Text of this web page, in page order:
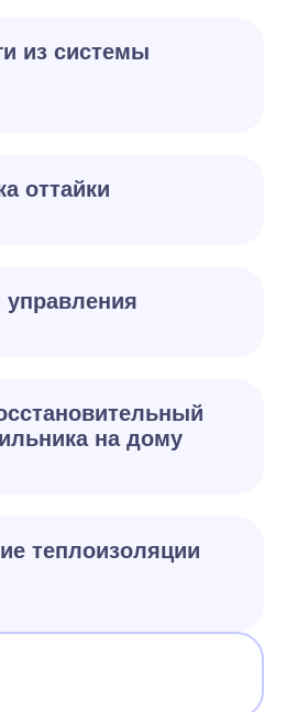
из системы
оттайки
на дому
теплоизоляции